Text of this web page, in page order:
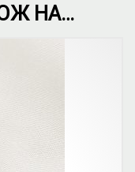
НА…